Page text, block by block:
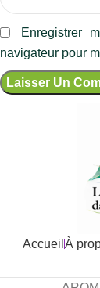
Enregistrer
navigateur pour
Accueil À